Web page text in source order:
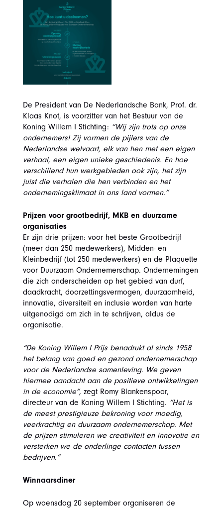
De President van De Nederlandsche Bank, Prof. dr.
Klaas Knot, is voorzitter van het Bestuur van de
Koning Willem I Stichting: “Wij zijn trots op onze
ondernemers! Zij vormen de pijlers van de
Nederlandse welvaart, elk van hen met een eigen
verhaal, een eigen unieke geschiedenis. En hoe
verschillend hun werkgebieden ook zijn, het zijn
juist die verhalen die hen verbinden en het
ondernemingsklimaat in ons land vormen.”
Prijzen voor grootbedrijf, MKB en duurzame
organisaties
Er zijn drie prijzen: voor het beste Grootbedrijf
(meer dan 250 medewerkers), Midden- en
Kleinbedrijf (tot 250 medewerkers) en de Plaquette
voor Duurzaam Ondernemerschap. Ondernemingen
die zich onderscheiden op het gebied van durf,
daadkracht, doorzettingsvermogen, duurzaamheid,
innovatie, diversiteit en inclusie worden van harte
uitgenodigd om zich in te schrijven, aldus de
organisatie.
“De Koning Willem I Prijs benadrukt al sinds 1958
het belang van goed en gezond ondernemerschap
voor de Nederlandse samenleving. We geven
hiermee aandacht aan de positieve ontwikkelingen
in de economie”, zegt Romy Blankenspoor,
directeur van de Koning Willem I Stichting. “Het is
de meest prestigieuze bekroning voor moedig,
veerkrachtig en duurzaam ondernemerschap. Met
de prijzen stimuleren we creativiteit en innovatie en
versterken we de onderlinge contacten tussen
bedrijven.”
Winnaarsdiner
Op woensdag 20 september organiseren de